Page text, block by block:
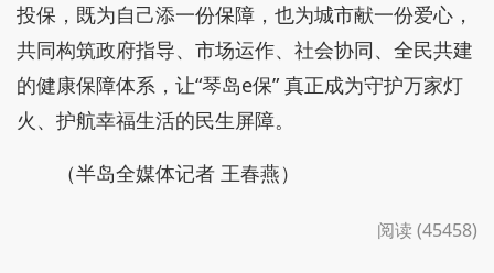
投保，既为自己添一份保障，也为城市献一份爱心，
共同构筑政府指导、市场运作、社会协同、全民共建
的健康保障体系，让“琴岛e保” 真正成为守护万家灯
火、护航幸福生活的民生屏障。
（半岛全媒体记者 王春燕）
阅读 (45458)